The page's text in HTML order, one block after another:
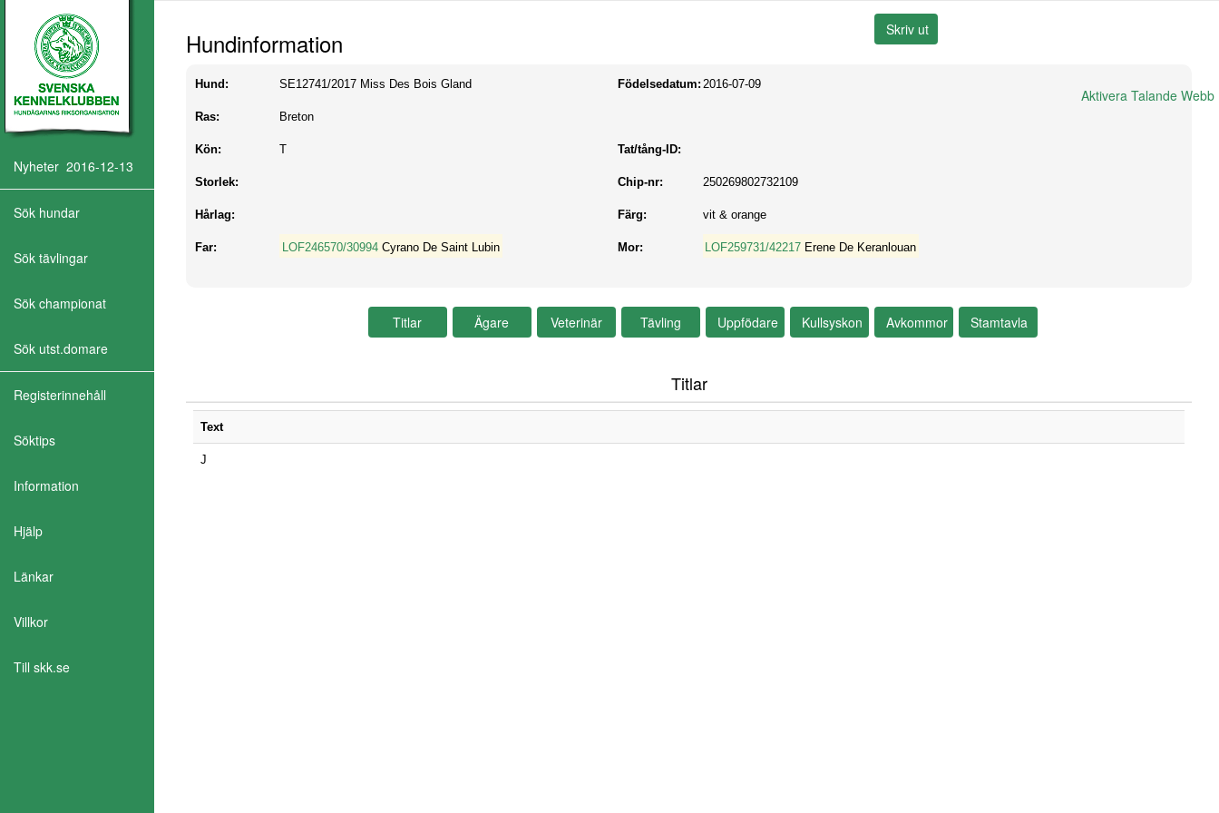
Aktivera Talande Webb
Nyheter 2016-12-13
Sök hundar
Sök tävlingar
Sök championat
Sök utst.domare
Registerinnehåll
Söktips
Information
Hjälp
Länkar
Villkor
Till skk.se
Hundinformation
Hund: SE12741/2017 Miss Des Bois Gland Födelsedatum: 2016-07-09
Ras: Breton
Kön: T Tat/tång-ID:
Storlek: Chip-nr: 250269802732109
Hårlag: Färg: vit & orange
Far: LOF246570/30994 Cyrano De Saint Lubin Mor: LOF259731/42217 Erene De Keranlouan
Titlar
Text
J